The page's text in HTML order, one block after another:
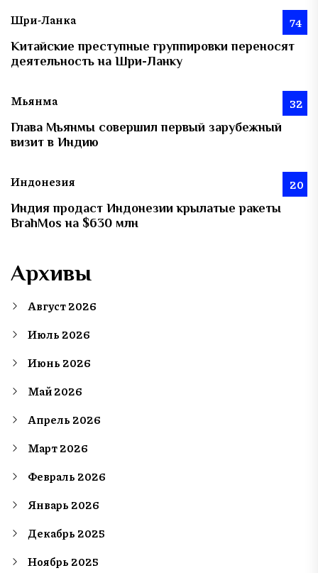
Шри-Ланка 74
Китайские преступные группировки переносят
деятельность на Шри-Ланку
Мьянма 32
Глава Мьянмы совершил первый зарубежный
визит в Индию
Индонезия 20
Индия продаст Индонезии крылатые ракеты
BrahMos на $630 млн
Архивы
Август 2026
Июль 2026
Июнь 2026
Май 2026
Апрель 2026
Март 2026
Февраль 2026
Январь 2026
Декабрь 2025
Ноябрь 2025